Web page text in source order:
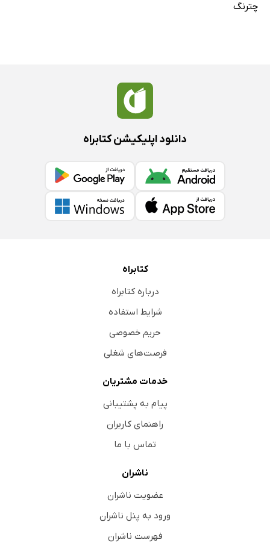
چترنگ
دانلود اپلیکیشن کتابراه
کتابراه
درباره کتابراه
شرایط استفاده
حریم خصوصی
فرصت‌های شغلی
خدمات مشتریان
پیام به پشتیبانی
راهنمای کاربران
تماس با ما
ناشران
عضویت ناشران
ورود به پنل ناشران
فهرست ناشران